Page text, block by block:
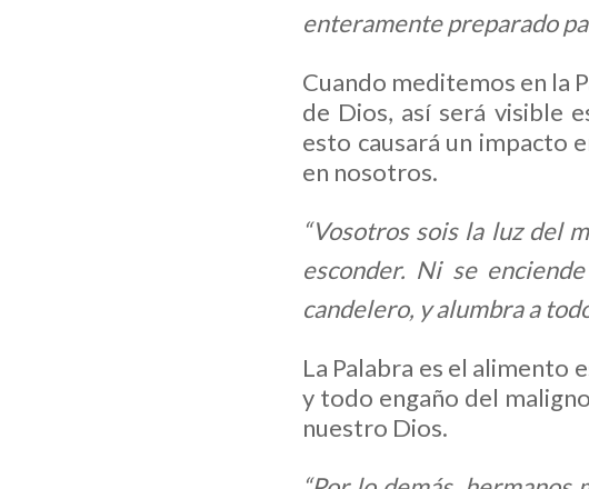
enteramente preparado
Cuando meditemos en la
de Dios, así será visible
esto causará un impacto
en nosotros.
“Vosotros sois la luz del
esconder. Ni se
candelero, y alumbra a
La Palabra es el alimento
y todo engaño del
nuestro Dios.